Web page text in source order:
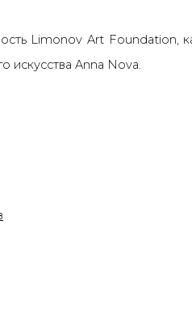
Limonov Art Foundation,
искусства Anna Nova.